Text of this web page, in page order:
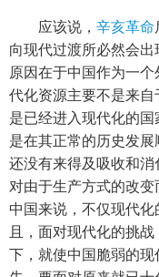
应该说， 辛亥革命
向现代过渡所必然会
原因在于中国作为一
代化资源主要不是来
是已经进入现代化的
是在其正常的历史发
还没有来得及吸收和
对由于生产方式的改
中国来说，不仅现代
且，面对现代化的挑
下，就使中国脆弱的